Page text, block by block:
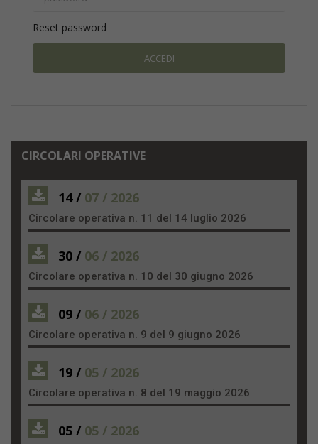
Reset password
CIRCOLARI OPERATIVE
14 / 07 / 2026
Circolare operativa n. 11 del 14 luglio 2026
30 / 06 / 2026
Circolare operativa n. 10 del 30 giugno 2026
09 / 06 / 2026
Circolare operativa n. 9 del 9 giugno 2026
19 / 05 / 2026
Circolare operativa n. 8 del 19 maggio 2026
05 / 05 / 2026